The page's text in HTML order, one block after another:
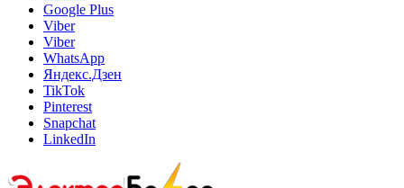
Google Plus
Viber
Viber
WhatsApp
Яндекс.Дзен
TikTok
Pinterest
Snapchat
LinkedIn